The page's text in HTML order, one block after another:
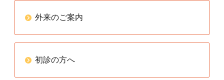
外来のご案内
初診の方へ